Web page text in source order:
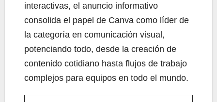
interactivas, el anuncio informativo
consolida el papel de Canva como líder de
la categoría en comunicación visual,
potenciando todo, desde la creación de
contenido cotidiano hasta flujos de trabajo
complejos para equipos en todo el mundo.